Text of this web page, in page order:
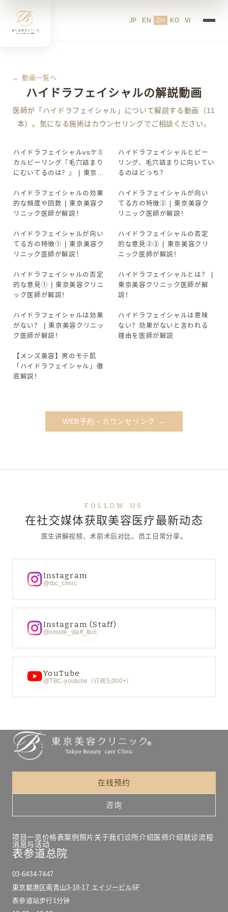
JP EN ZH KO VI
← 動画一覧へ
ハイドラフェイシャルの解説動画
医師が「ハイドラフェイシャル」について解説する動画（11
本）。気になる施術はカウンセリングでご相談ください。
▶
ハイドラフェイシャルvsケミ
カルピーリング『毛穴詰まり
にむいてるのは？』 | 東京美
#美容皮膚科 #美容
▶
ハイドラフェイシャルとピー
リング、毛穴詰まりに向いてい
るのはどっち？
▶
ハイドラフェイシャルの効果
的な頻度や回数 | 東京美容ク
リニック医師が解説！
▶
ハイドラフェイシャルが向い
てる方の特徴② | 東京美容ク
リニック医師が解説！
▶
ハイドラフェイシャルが向い
てる方の特徴① | 東京美容ク
リニック医師が解説！
▶
ハイドラフェイシャルの否定
的な意見②③ | 東京美容クリ
ニック医師が解説！
▶
ハイドラフェイシャルの否定
的な意見① | 東京美容クリニ
ック医師が解説！
▶
ハイドラフェイシャルとは？ |
東京美容クリニック医師が解
説！
▶
ハイドラフェイシャルは効果
がない？ | 東京美容クリニッ
ク医師が解説！
▶
ハイドラフェイシャルは意味
ない？効果がないと言われる
理由を医師が解説
▶
【メンズ美容】男のモテ肌
「ハイドラフェイシャル」徹
底解説！
WEB予約・カウンセリング →
FOLLOW US
在社交媒体获取美容医疗最新动态
医生讲解视频、术前术后对比、员工日常分享。
Instagram
@tbc_clinic
Instagram (Staff)
@omote_staff_tbcl
YouTube
@TBC-youtube（订阅5,000+）
在线预约
咨询
项目一览价格表案例照片关于我们诊所介绍医师介绍就诊流程
消息与活动
表参道总院
03-6434-7447
東京都港区南青山3-18-17 エイジービル6F
表参道站步行1分钟